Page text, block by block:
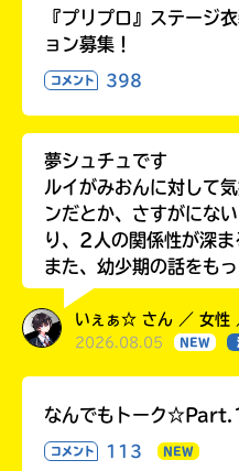
『プリプロ』ステージ
ョン募集！
コメント 398
夢シュチュです
ルイがみおんに対して
ンだとか、さすがにな
り、2人の関係性が深ま
また、幼少期の話をも
いぇぁ☆ さん ／ 女性
2026.08.05 NEW
なんでもトーク
コメント 113 NEW